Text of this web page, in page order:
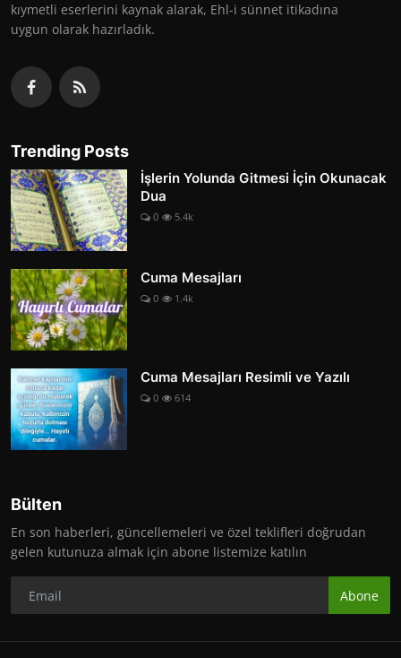
kıymetli eserlerini kaynak alarak, Ehl-i sünnet itikadına
uygun olarak hazırladık.
Trending Posts
İşlerin Yolunda Gitmesi İçin Okunacak
Dua
0 5.4k
Cuma Mesajları
0 1.4k
Cuma Mesajları Resimli ve Yazılı
0 614
Bülten
En son haberleri, güncellemeleri ve özel teklifleri doğrudan
gelen kutunuza almak için abone listemize katılın
Abone